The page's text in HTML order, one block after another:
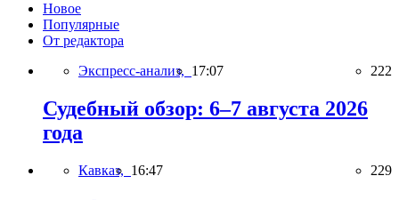
Новое
Популярные
От редактора
Экспресс-анализ, 17:07 222
Судебный обзор: 6–7 августа 2026
года
Кавказ, 16:47 229